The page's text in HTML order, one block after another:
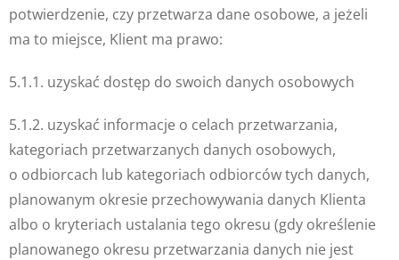
potwierdzenie, czy przetwarza dane osobowe, a jeżeli
ma to miejsce, Klient ma prawo:
5.1.1. uzyskać dostęp do swoich danych osobowych
5.1.2. uzyskać informacje o celach przetwarzania,
kategoriach przetwarzanych danych osobowych,
o odbiorcach lub kategoriach odbiorców tych danych,
planowanym okresie przechowywania danych Klienta
albo o kryteriach ustalania tego okresu (gdy określenie
planowanego okresu przetwarzania danych nie jest